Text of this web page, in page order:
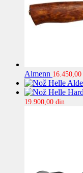
Almenn 16.450,00
19.900,00 din